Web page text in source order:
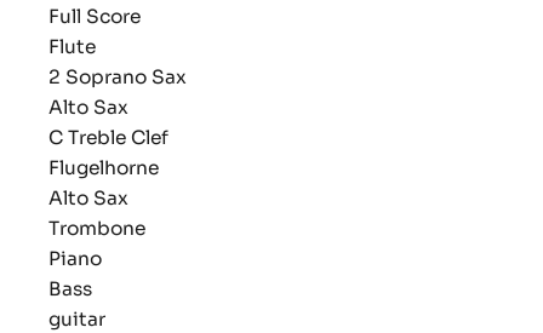
Full Score
Flute
2 Soprano Sax
Alto Sax
C Treble Clef
Flugelhorne
Alto Sax
Trombone
Piano
Bass
guitar